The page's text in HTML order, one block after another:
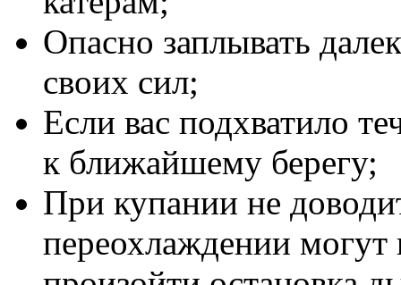
Опасно заплывать
своих сил;
Если вас подхватило
к ближайшему берегу;
При купании не
переохлаждении могут